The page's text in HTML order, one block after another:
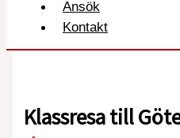
Ansök
Kontakt
Klassresa till